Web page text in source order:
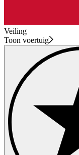
Veiling
Toon voertuig